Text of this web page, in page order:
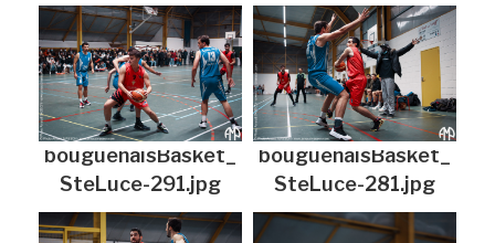
bouguenaisBasket_
SteLuce-291.jpg
bouguenaisBasket_
SteLuce-281.jpg